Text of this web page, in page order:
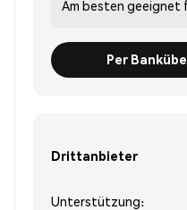
Am besten geeignet
Per
Drittanbieter
Unterstützung: